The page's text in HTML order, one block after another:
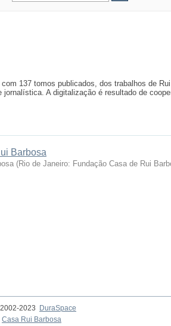
137 tomos publicados, dos trabalhos de
A digitalização é resultado de
Barbosa
(Rio de Janeiro: Fundação Casa de Rui
2023
DuraSpace
Casa Rui Barbosa